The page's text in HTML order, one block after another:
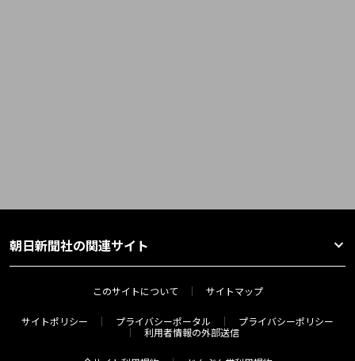
朝日新聞社の関連サイト
このサイトについて サイトマップ
サイトポリシー プライバシーポータル
プライバシーポリシー
利用者情報の外部送信